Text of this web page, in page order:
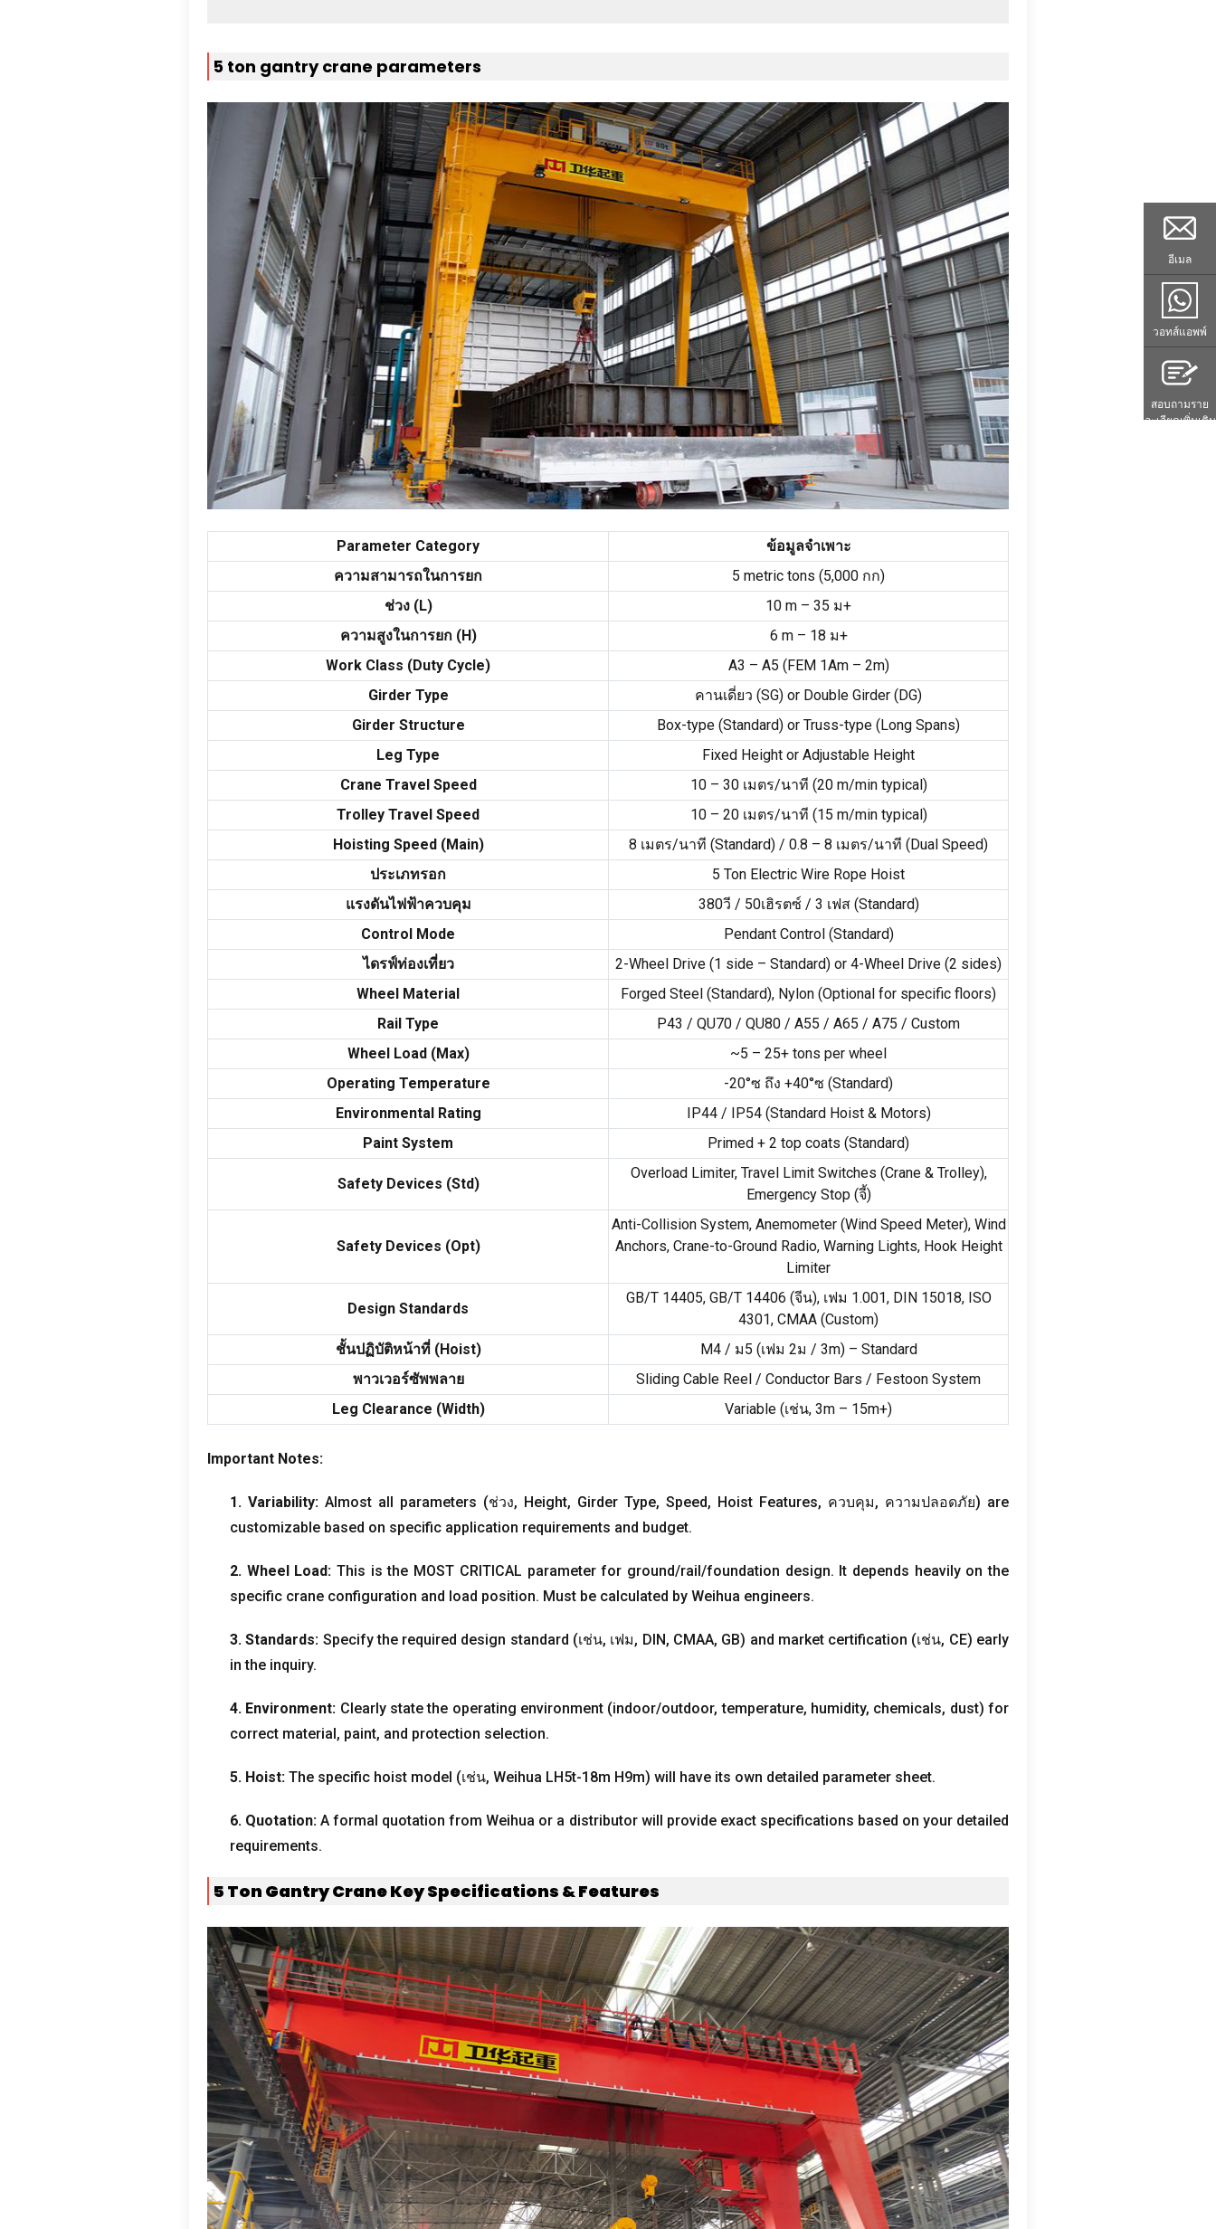
5 ton gantry crane parameters
Parameter Category
ข้อมูลจำเพาะ
ความสามารถในการยก
5 metric tons (5,000 กก)
ช่วง (L) 10 m – 35 ม+
ความสูงในการยก (H) 6 m – 18 ม+
Work Class (Duty Cycle) A3 – A5 (FEM 1Am – 2m)
Girder Type
คานเดี่ยว (SG) or Double Girder (DG)
Girder Structure
Box-type (Standard) or Truss-type (Long Spans)
Leg Type
Fixed Height or Adjustable Height
Crane Travel Speed
10 – 30 เมตร/นาที (20 m/min typical)
Trolley Travel Speed
10 – 20 เมตร/นาที (15 m/min typical)
Hoisting Speed(Main) 8 เมตร/นาที (Standard) / 0.8 – 8 เมตร/นาที (Dual Speed)
ประเภทรอก
5 Ton Electric Wire Rope Hoist
แรงดันไฟฟ้าควบคุม
380วี / 50เฮิรตซ์ / 3 เฟส (Standard)
Control Mode
Pendant Control(Standard)
ไดรฟ์ท่องเที่ยว
2-Wheel Drive (1 side – Standard) or 4-Wheel Drive (2 sides)
Wheel Material
Forged Steel (Standard), Nylon (Optional for specific floors)
Rail Type
P43 / QU70 / QU80 / A55 / A65 / A75 / Custom
Wheel Load(Max) ~5 – 25+ tons per wheel
Operating Temperature
-20°ซ ถึง +40°ซ (Standard)
Environmental Rating
IP44/ IP54(Standard Hoist& Motors)
Paint System
Primed + 2 top coats (Standard)
Safety Devices (Std)
Overload Limiter, Travel Limit Switches (Crane& Trolley),
Emergency Stop (จี้)
Safety Devices (Opt)
Anti-Collision System, Anemometer(Wind Speed Meter), Wind
Anchors, Crane-to-Ground Radio, Warning Lights, Hook Height
Limiter
Design Standards
GB/T14405, GB/T14406 (จีน), เฟม 1.001, DIN15018, ISO
4301, CMAA (Custom)
ชั้นปฏิบัติหน้าที่ (Hoist) M4/ ม5 (เฟม 2ม / 3m) – Standard
พาวเวอร์ซัพพลาย
Sliding Cable Reel / Conductor Bars / Festoon System
Leg Clearance (Width) Variable (เช่น, 3m – 15m+)
Important Notes:
1. Variability: Almost all parameters (ช่วง, Height, Girder Type, Speed, Hoist Features, ควบคุม, ความปลอดภัย) are
customizable based on specific application requirements and budget.
2. Wheel Load: This is the MOST CRITICAL parameter for ground/rail/foundation design. It depends heavily on the
specific crane configuration and load position. Must be calculated by Weihua engineers.
3.Standards: Specify the required design standard (เช่น, เฟม, DIN, CMAA, GB) and market certification (เช่น, CE) early
in the inquiry.
4. Environment: Clearly state the operating environment (indoor/outdoor,temperature, humidity, chemicals, dust)for
correct material, paint, and protection selection.
5. Hoist: The specific hoist model (เช่น, Weihua LH5t-18m H9m) will have its own detailed parameter sheet.
6. Quotation: A formal quotation from Weihua or a distributor will provide exact specifications based on your detailed
requirements.
5 Ton Gantry Crane Key Specifications &Features
อีเมล
วอทส์แอพพ์
สอบถามราย
ละเอียดเพิ่มเติม